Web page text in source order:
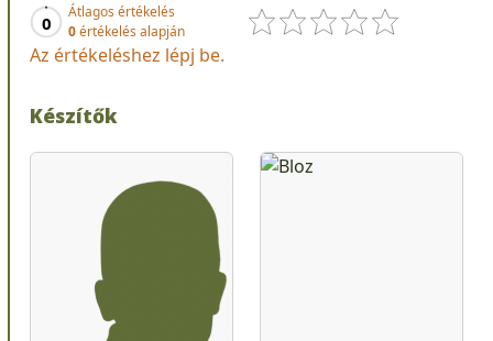
0
Átlagos értékelés
0értékelés alapján
Az értékeléshez lépj be.
Készítők